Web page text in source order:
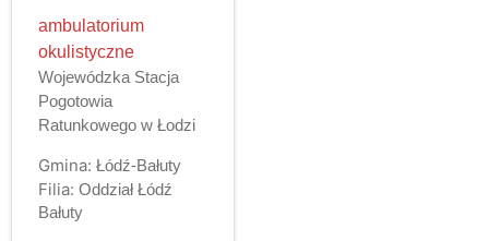
ambulatorium
okulistyczne
Wojewódzka Stacja
Pogotowia
Ratunkowego w Łodzi
Gmina: Łódź-Bałuty
Filia: Oddział Łódź
Bałuty